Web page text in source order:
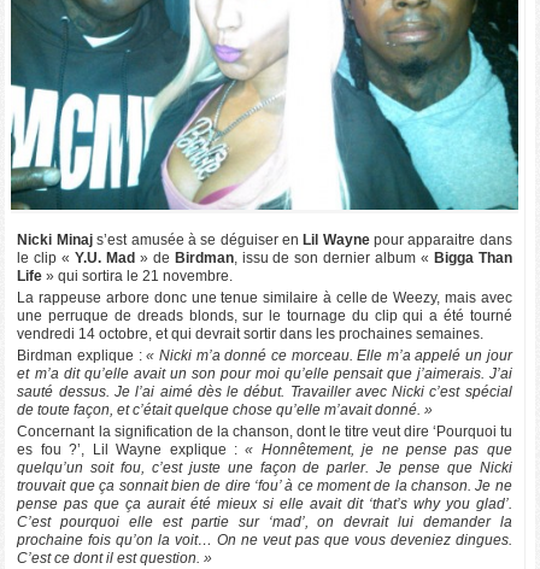
Nicki Minajs’est amusée à se déguiser en Lil Waynepour apparaitre dans
le clip «Y.U. Mad » de Birdman, issu de son dernier album « Bigga Than
Life » qui sortira le 21 novembre.
La rappeuse arbore donc une tenue similaire à celle de Weezy, mais avec
une perruque de dreads blonds, sur le tournage du clip qui a été tourné
vendredi 14 octobre, et qui devrait sortir dans les prochaines semaines.
Birdman explique :« Nicki m’a donné ce morceau. Elle m’a appelé un jour
et m’a dit qu’elle avait un son pour moi qu’elle pensait que j’aimerais. J’ai
sauté dessus. Je l’ai aimé dès le début. Travailler avec Nicki c’est spécial
de toute façon, et c’était quelque chose qu’elle m’avait donné. »
Concernant la signification de la chanson, dont le titre veut dire ‘Pourquoi tu
es fou ?’, Lil Wayne explique :« Honnêtement, je ne pense pas que
quelqu’un soit fou, c’est juste une façon de parler. Je pense que Nicki
trouvait que ça sonnait bien de dire ‘fou’ à ce moment de la chanson. Je ne
pense pas que ça aurait été mieux si elle avait dit ‘that’s why you glad’.
C’est pourquoi elle est partie sur ‘mad’, on devrait lui demander la
prochaine fois qu’on la voit… On ne veut pas que vous deveniez dingues.
C’est ce dont il est question. »